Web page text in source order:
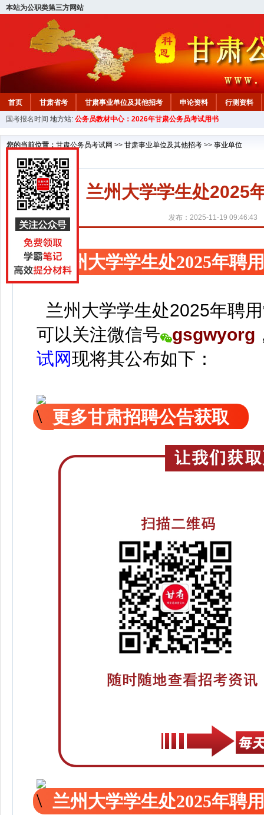
本站为公职类第三方网站
首页 甘肃省考 甘肃事业单位及其他招考 申论资料
行测资料
国考报名时间 地方站: 公务员教材中心：2026年甘肃公务员考试用书
您的当前位置： 甘肃公务员考试网 >> 甘肃事业单位及其他招考 >> 事业单位
兰州大学学生处2025
发布：2025-11-19 09:46:43
兰州大学学生处2025年聘
兰州大学学生处2025年聘
可以关注微信号 gsgwyorg
试网现将其公布如下：
更多甘肃招聘公告获取
兰州大学学生处2025年聘